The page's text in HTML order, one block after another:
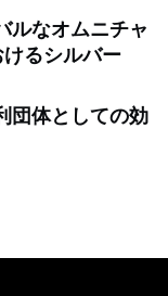
ルなオムニチャ
るシルバー
団体としての効